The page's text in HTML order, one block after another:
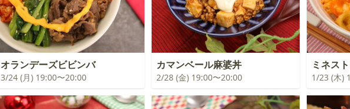
オランデーズビビンバ
3/24 (月) 19:00〜20:00
カマンベール麻婆丼
2/28 (金) 19:00〜20:00
ミネス
1/23 (木)